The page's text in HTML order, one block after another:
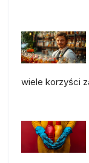
wiele korzyści